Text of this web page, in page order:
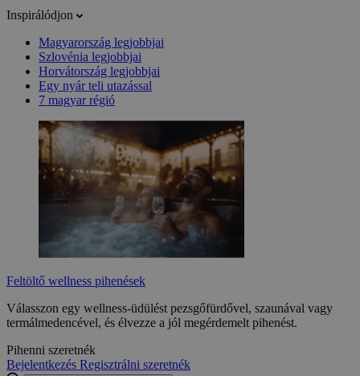
Inspirálódjon
Magyarország legjobbjai
Szlovénia legjobbjai
Horvátország legjobbjai
Egy nyár teli utazással
7 magyar régió
Feltöltő wellness pihenések
Válasszon egy wellness-üdülést pezsgőfürdővel, szaunával vagy
termálmedencével, és élvezze a jól megérdemelt pihenést.
Pihenni szeretnék
Bejelentkezés Regisztrálni szeretnék